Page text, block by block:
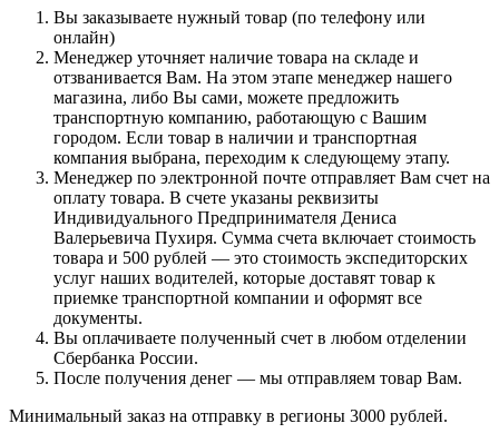
Вы заказываете нужный товар (по телефону или
онлайн)
Менеджер уточняет наличие товара на складе и
отзванивается Вам. На этом этапе менеджер нашего
магазина, либо Вы сами, можете предложить
транспортную компанию, работающую с Вашим
городом. Если товар в наличии и транспортная
компания выбрана, переходим к следующему этапу.
Менеджер по электронной почте отправляет Вам счет на
оплату товара. В счете указаны реквизиты
Индивидуального Предпринимателя Дениса
Валерьевича Пухиря. Сумма счета включает стоимость
товара и 500 рублей — это стоимость экспедиторских
услуг наших водителей, которые доставят товар к
приемке транспортной компании и оформят все
документы.
Вы оплачиваете полученный счет в любом отделении
Сбербанка России.
После получения денег — мы отправляем товар Вам.
Минимальный заказ на отправку в регионы 3000 рублей.